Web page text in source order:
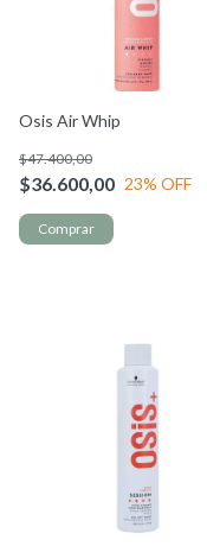
Osis Air Whip
$36.600,00
$47.400,00
23% OFF